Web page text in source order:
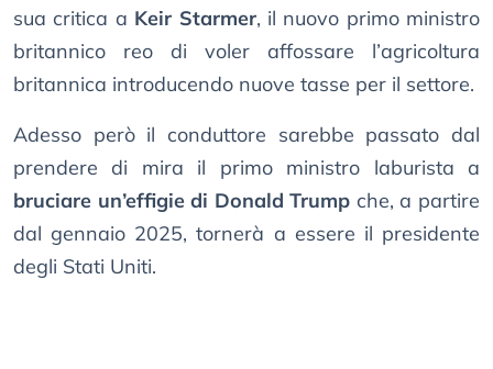
sua critica a Keir Starmer, il nuovo primo ministro
britannico reo di voler affossare l’agricoltura
britannica introducendo nuove tasse per il settore.
Adesso però il conduttore sarebbe passato dal
prendere di mira il primo ministro laburista a
bruciare un’effigie di Donald Trump che, a partire
dal gennaio 2025, tornerà a essere il presidente
degli Stati Uniti.